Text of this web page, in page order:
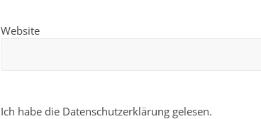
Website
Ich habe die Datenschutzerklärung gelesen.